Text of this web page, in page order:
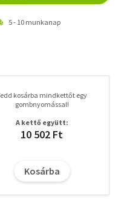
5 - 10 munkanap
kosárba mindkettőt egy
gombnyomással!
A kettő együtt:
10 502 Ft
Kosárba